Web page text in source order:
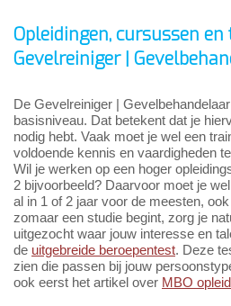
Opleidingen, cursussen
Gevelreiniger |
De Gevelreiniger |
basisniveau. Dat betekent dat je
nodig hebt. Vaak moet je wel een
voldoende kennis en vaardigheden
Wil je werken op een hoger
2 bijvoorbeeld? Daarvoor moet je
al in 1 of 2 jaar voor de meesten,
zomaar een studie begint, zorg je
uitgezocht waar jouw interesse en
de uitgebreide beroepentest. Deze
zien die passen bij jouw
ook eerst het artikel over MBO